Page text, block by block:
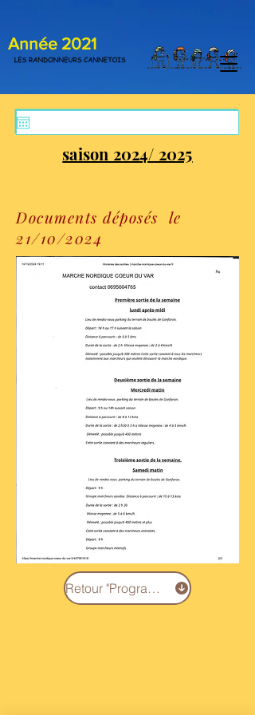
Année 2021
saison 2024/ 2025
Documents déposés le
21/10/2024
Retour "Programmes"